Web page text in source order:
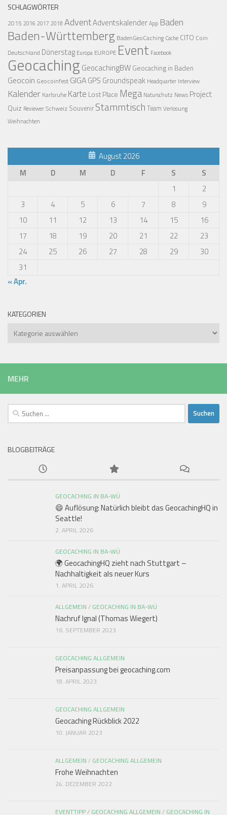
SCHLAGWÖRTER
2015 2016 2017 2018 AdventAdventskalenderApp Baden
Baden-Württemberg BadenGeoCaching Cache CITO Coin
Deutschland Dönerstag Europa EUROPE Event Facebook
Geocaching GeocachingBW Geocaching in Baden
Geocoin Geocoinfest GIGAGPS Groundspeak Headquarter Interview
Kalender Karlsruhe Karte Lost Place Mega Naturschutz News Project
Quiz ReviewerSchweiz Souvenir Stammtisch Team Verlosung
Weihnachten
August 2026
M
D M D F S
S
1
2
3
4 5 6 7 8
9
10
11 12 13 14 15
16
17
18 19 20 21 22
23
24
25 26 27 28 29
30
31
« Apr.
KATEGORIEN
Kategorien
MEHR
Suchen
nach:
BLOGBEITRÄGE
GEOCACHING IN BA-WÜ
😄 Auflösung: Natürlich bleibt das GeocachingHQ in
Seattle!
2. APRIL 2026
GEOCACHING IN BA-WÜ
🌍 GeocachingHQ zieht nach Stuttgart –
Nachhaltigkeit als neuer Kurs
1. APRIL 2026
ALLGEMEIN / GEOCACHING IN BA-WÜ
Nachruf Ignal (Thomas Wiegert)
16. SEPTEMBER 2023
GEOCACHING ALLGEMEIN
Preisanpassung bei geocaching.com
18. APRIL 2023
GEOCACHING ALLGEMEIN
Geocaching Rückblick 2022
10. JANUAR 2023
ALLGEMEIN / GEOCACHING ALLGEMEIN
Frohe Weihnachten
24. DEZEMBER 2022
EVENTTIPP/ GEOCACHING ALLGEMEIN / GEOCACHING IN